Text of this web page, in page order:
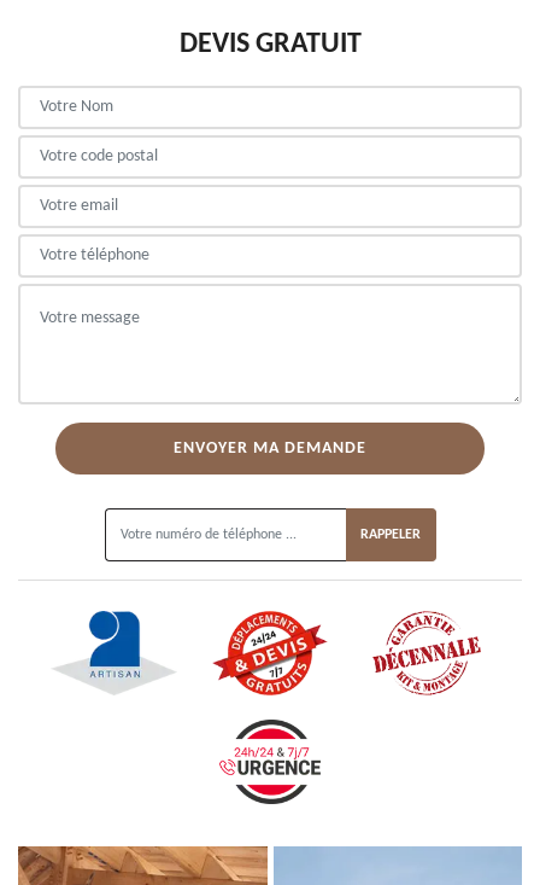
DEVIS GRATUIT